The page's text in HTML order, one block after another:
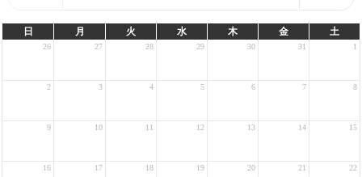
日 月 火 水 木 金 土
26 27 28 29 30 31 1
2 3 4 5 6 7 8
9 10 11 12 13 14 15
16 17 18 19 20 21 22